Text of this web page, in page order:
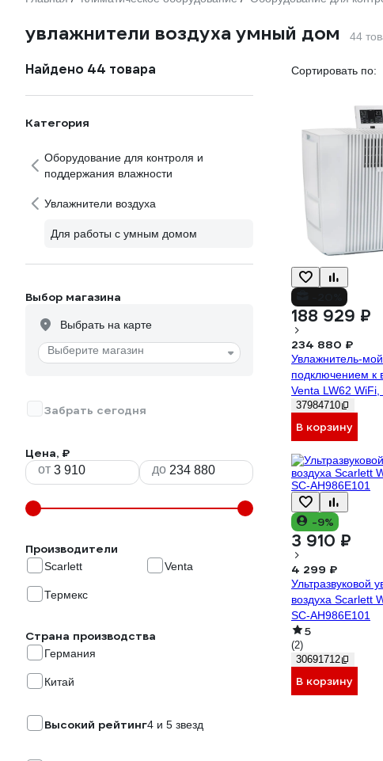
увлажнители воздуха умный дом 44
Найдено 44 товара
Категория
Оборудование для контроля и
поддержания влажности
Увлажнители воздуха
Для работы с умным домом
Выбор магазина
Выбрать на карте
Выберите магазин
Забрать сегодня
Цена, ₽
от до
Производители
Scarlett Venta
Термекс
Страна производства
Германия
Китай
Высокий рейтинг4 и 5 звезд
Сортировать по:
188 929 ₽
234 880 ₽
Увлажнитель-
подключением к
Venta LW62
WiFi weiss
37984710
В корзину
-9%
3 910 ₽
4 299 ₽
Ультразвуковой
воздуха Scarlett
SC-AH986E101
5
(2)
30691712
В корзину